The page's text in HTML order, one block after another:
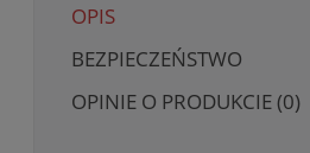
OPIS
BEZPIECZEŃSTWO
OPINIE O PRODUKCIE (0)